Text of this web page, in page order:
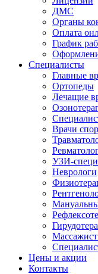
ДМС
Органы
Оплата
График
Специалисты
Главные
Ортопеды
Лечащие
Врачи
УЗИ-
Неврологи
Цены и акции
Контакты